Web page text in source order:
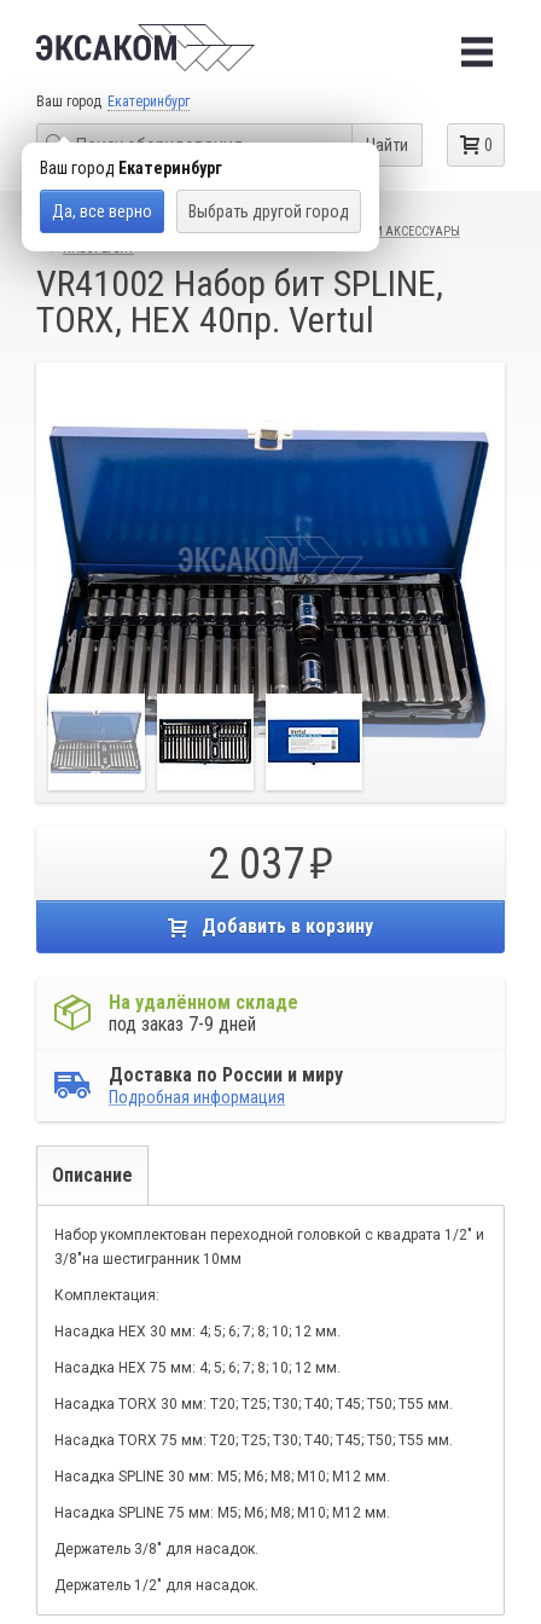
Ваш город Екатеринбург
Ваш город Екатеринбург
Да, все верно Выбрать другой город
0
Найти
КАТАЛОГ ТОВАРОВ СЛЕСАРНЫЙ ИНСТРУМЕНТ
БИТЫ И АКСЕССУАРЫ
VR41002 Набор бит SPLINE,
TORX, HEX 40пр. Vertul
2 037
Добавить в корзину
На удалённом складе
под заказ 7-9 дней
Доставка по России и миру
Подробная информация
Описание
Набор укомплектован переходной головкой с квадрата 1/2" и
3/8"на шестигранник 10мм
Комплектация:
Насадка HEX 30 мм: 4; 5; 6; 7; 8; 10; 12 мм.
Насадка HEX 75 мм: 4; 5; 6; 7; 8; 10; 12 мм.
Насадка TORX 30 мм: T20; T25; T30; T40; T45; T50; T55 мм.
Насадка TORX 75 мм: T20; T25; T30; T40; T45; T50; T55 мм.
Насадка SPLINE 30 мм: M5; M6; M8; M10; M12 мм.
Насадка SPLINE 75 мм: M5; M6; M8; M10; M12 мм.
Держатель 3/8" для насадок.
Держатель 1/2" для насадок.